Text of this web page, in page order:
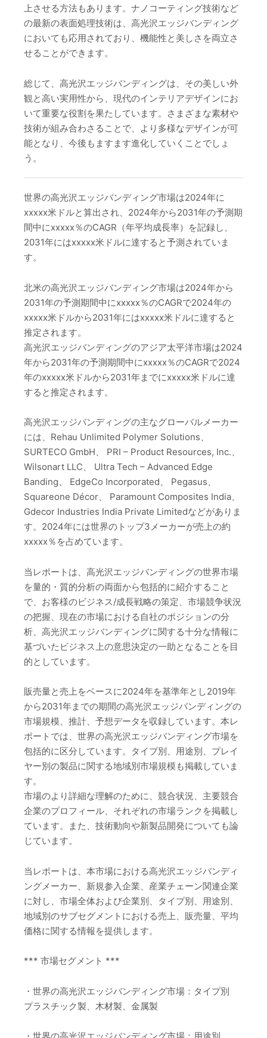
上させる方法もあります。ナノコーティング技術など
の最新の表面処理技術は、高光沢エッジバンディング
においても応用されており、機能性と美しさを両立さ
せることができます。
総じて、高光沢エッジバンディングは、その美しい外
観と高い実用性から、現代のインテリアデザインにお
いて重要な役割を果たしています。さまざまな素材や
技術が組み合わさることで、より多様なデザインが可
能となり、今後もますます進化していくことでしょ
う。
世界の高光沢エッジバンディング市場は2024年に
xxxxx米ドルと算出され、2024年から2031年の予測期
間中にxxxxx％のCAGR（年平均成長率）を記録し、
2031年にはxxxxx米ドルに達すると予測されていま
す。
北米の高光沢エッジバンディング市場は2024年から
2031年の予測期間中にxxxxx％のCAGRで2024年の
xxxxx米ドルから2031年にはxxxxx米ドルに達すると
推定されます。
高光沢エッジバンディングのアジア太平洋市場は2024
年から2031年の予測期間中にxxxxx％のCAGRで2024
年のxxxxx米ドルから2031年までにxxxxx米ドルに達
すると推定されます。
高光沢エッジバンディングの主なグローバルメーカー
には、Rehau Unlimited Polymer Solutions、
SURTECO GmbH、 PRI – Product Resources, Inc.、
Wilsonart LLC、 Ultra Tech – Advanced Edge
Banding、 EdgeCo Incorporated、 Pegasus、
Squareone Décor、 Paramount Composites India、
Gdecor Industries India Private Limitedなどがありま
す。2024年には世界のトップ3メーカーが売上の約
xxxxx％を占めています。
当レポートは、高光沢エッジバンディングの世界市場
を量的・質的分析の両面から包括的に紹介すること
で、お客様のビジネス/成長戦略の策定、市場競争状況
の把握、現在の市場における自社のポジションの分
析、高光沢エッジバンディングに関する十分な情報に
基づいたビジネス上の意思決定の一助となることを目
的としています。
販売量と売上をベースに2024年を基準年とし2019年
から2031年までの期間の高光沢エッジバンディングの
市場規模、推計、予想データを収録しています。本レ
ポートでは、世界の高光沢エッジバンディング市場を
包括的に区分しています。タイプ別、用途別、プレイ
ヤー別の製品に関する地域別市場規模も掲載していま
す。
市場のより詳細な理解のために、競合状況、主要競合
企業のプロフィール、それぞれの市場ランクを掲載し
ています。また、技術動向や新製品開発についても論
じています。
当レポートは、本市場における高光沢エッジバンディ
ングメーカー、新規参入企業、産業チェーン関連企業
に対し、市場全体および企業別、タイプ別、用途別、
地域別のサブセグメントにおける売上、販売量、平均
価格に関する情報を提供します。
*** 市場セグメント ***
・世界の高光沢エッジバンディング市場：タイプ別
プラスチック製、木材製、金属製